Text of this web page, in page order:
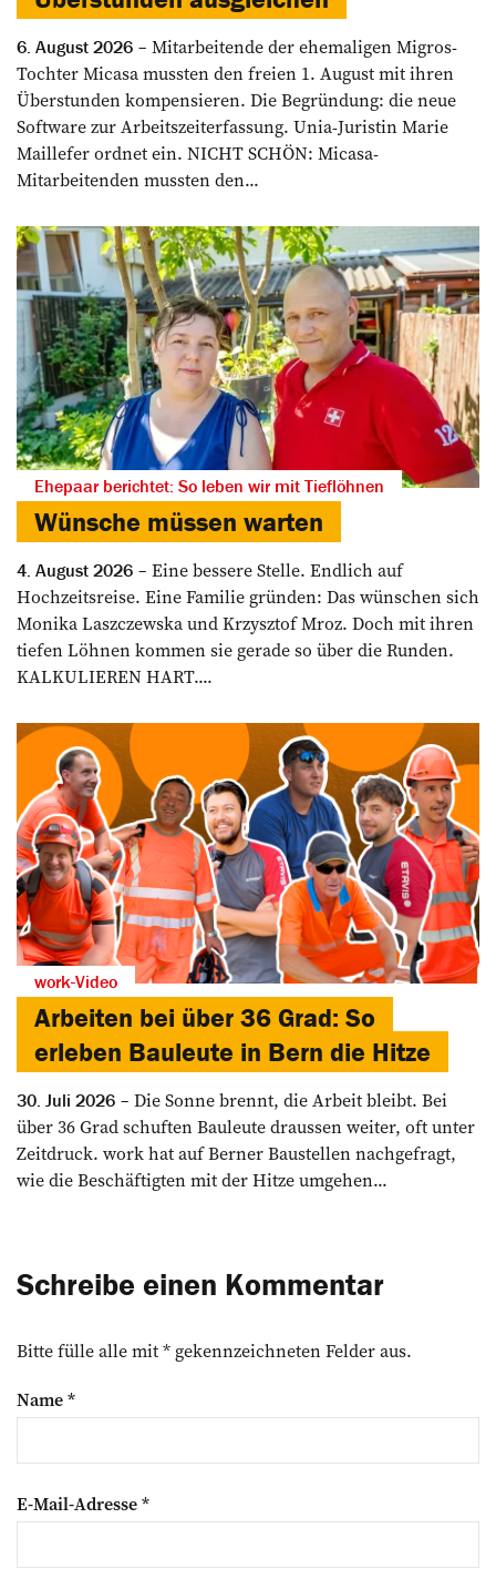
6. August 2026
Mitarbeitende der ehemaligen Migros-
Tochter Micasa mussten den freien 1. August mit ihren
Überstunden kompensieren. Die Begründung: die neue
Software zur Arbeitszeiterfassung. Unia-Juristin Marie
Maillefer ordnet ein. NICHT SCHÖN: Micasa-
Mitarbeitenden mussten den...
Ehepaar berichtet: So leben wir mit Tieflöhnen
Wünsche müssen warten
4. August 2026
Eine bessere Stelle. Endlich auf
Hochzeitsreise. Eine Familie gründen: Das wünschen sich
Monika Laszczewska und Krzysztof Mroz. Doch mit ihren
tiefen Löhnen kommen sie gerade so über die Runden.
KALKULIEREN HART....
work-Video
Arbeiten bei über 36 Grad: So
erleben Bauleute in Bern die Hitze
30. Juli 2026
Die Sonne brennt, die Arbeit bleibt. Bei
über 36 Grad schuften Bauleute draussen weiter, oft unter
Zeitdruck. work hat auf Berner Baustellen nachgefragt,
wie die Beschäftigten mit der Hitze umgehen...
Schreibe einen Kommentar
Bitte fülle alle mit * gekennzeichneten Felder aus.
Name*
E-Mail-Adresse*